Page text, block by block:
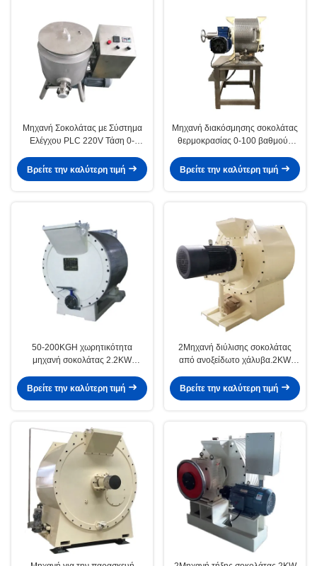
Μηχανή Σοκολάτας με Σύστημα
Ελέγχου PLC 220V Τάση 0-
Εξοπλισμός Σοκολάτας για
Σοκολατοποιία και Ανάμιξη
Βρείτε την καλύτερη τιμή
Μηχανή διακόσμησης σοκολάτας
θερμοκρασίας 0-100 βαθμούς
συνεχή επεξεργασία και βελτίωση
σοκολάτας
Βρείτε την καλύτερη τιμή
50-200KGH χωρητικότητα
μηχανή σοκολάτας 2.2KW
εμπορική παραγωγή σοκολάτας
Βρείτε την καλύτερη τιμή
2Μηχανή διύλισης σοκολάτας
από ανοξείδωτο χάλυβα.2KW
ομαλή υφή σοκολάτας και
σταθερή λειτουργία διύλισης
Βρείτε την καλύτερη τιμή